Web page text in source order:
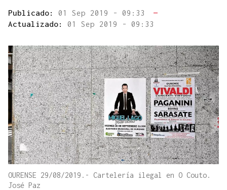
Publicado: 01 Sep 2019 - 09:33
—
Actualizado: 01 Sep 2019 - 09:33
OURENSE 29/08/2019.- Cartelería ilegal en O Couto.
José Paz